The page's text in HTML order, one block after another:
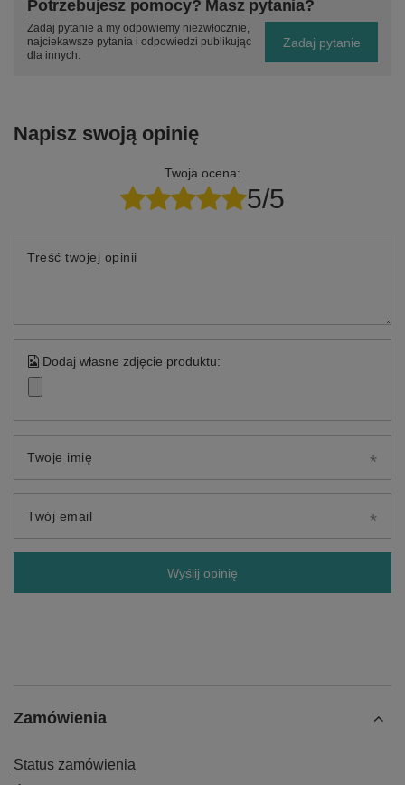
Potrzebujesz pomocy? Masz pytania?
Zadaj pytanie a my odpowiemy niezwłocznie,
najciekawsze pytania i odpowiedzi publikując
dla innych.
Zadaj pytanie
Napisz swoją opinię
Twoja ocena:
5/5
Treść twojej opinii
Dodaj własne zdjęcie produktu:
Twoje imię
Twój email
Wyślij opinię
Zamówienia
Status zamówienia